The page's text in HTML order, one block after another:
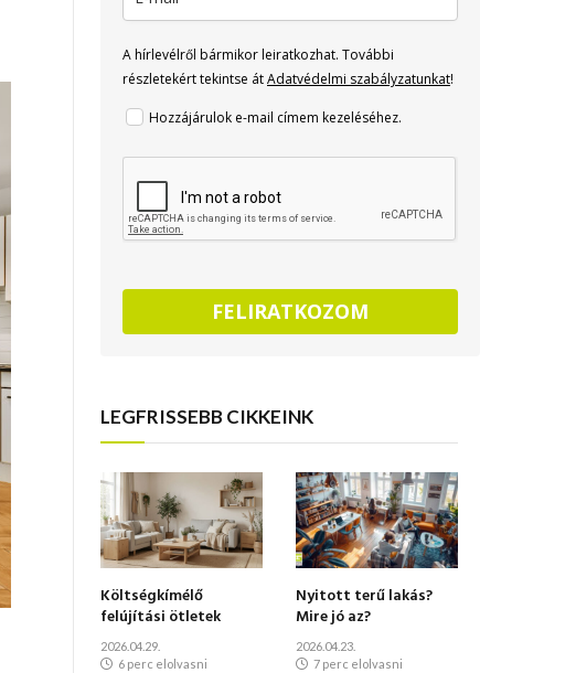
A hírlevélről bármikor leiratkozhat. További
részletekért tekintse átAdatvédelmi szabályzatunkat!
Hozzájárulok e-mail címem kezeléséhez.
FELIRATKOZOM
LEGFRISSEBB CIKKEINK
Költségkímélő
felújítási ötletek
2026.04.29.
6 perc elolvasni
Nyitott terű lakás?
Mire jó az?
2026.04.23.
7 perc elolvasni